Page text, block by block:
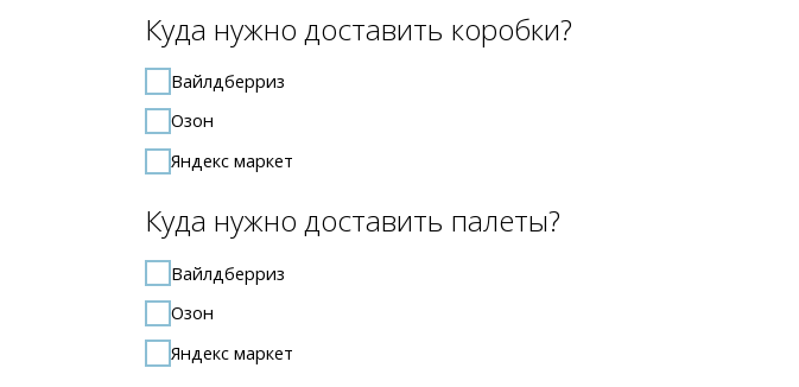
Яндекс маркет
Куда нужно доставить палеты?
Вайлдберриз
Озон
Сколько коробок / палет доставляем на маркетплейс
–
Дополнительные услуги